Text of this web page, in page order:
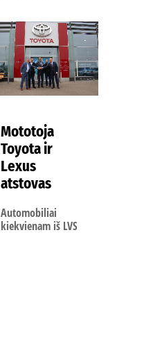
Mototoja
Toyota ir
Lexus
atstovas
Automobiliai
kiekvienam iš LVS